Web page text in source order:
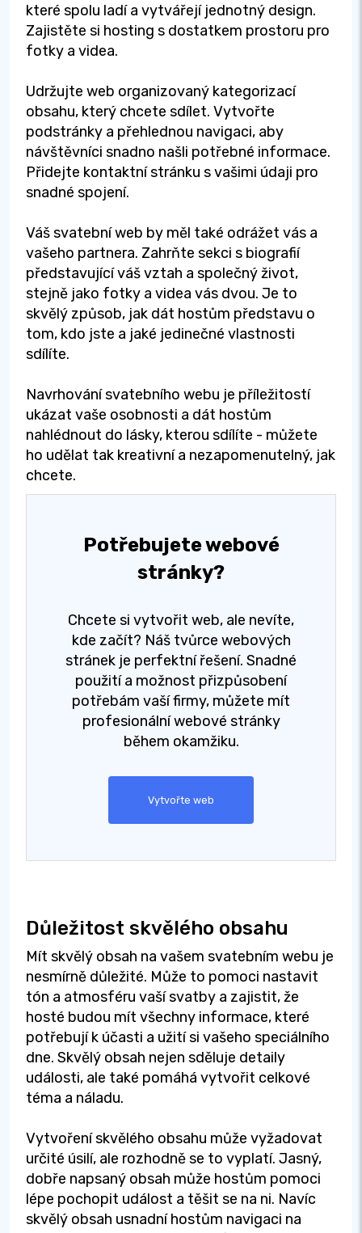
které spolu ladí a vytvářejí jednotný design.
Zajistěte si hosting s dostatkem prostoru pro
fotky a videa.
Udržujte web organizovaný kategorizací
obsahu, který chcete sdílet. Vytvořte
podstránky a přehlednou navigaci, aby
návštěvníci snadno našli potřebné informace.
Přidejte kontaktní stránku s vašimi údaji pro
snadné spojení.
Váš svatební web by měl také odrážet vás a
vašeho partnera. Zahrňte sekci s biografií
představující váš vztah a společný život,
stejně jako fotky a videa vás dvou. Je to
skvělý způsob, jak dát hostům představu o
tom, kdo jste a jaké jedinečné vlastnosti
sdílíte.
Navrhování svatebního webu je příležitostí
ukázat vaše osobnosti a dát hostům
nahlédnout do lásky, kterou sdílíte - můžete
ho udělat tak kreativní a nezapomenutelný, jak
chcete.
Potřebujete webové
stránky?
Chcete si vytvořit web, ale nevíte,
kde začít? Náš tvůrce webových
stránek je perfektní řešení. Snadné
použití a možnost přizpůsobení
potřebám vaší firmy, můžete mít
profesionální webové stránky
během okamžiku.
Vytvořte web
Důležitost skvělého obsahu
Mít skvělý obsah na vašem svatebním webu je
nesmírně důležité. Může to pomoci nastavit
tón a atmosféru vaší svatby a zajistit, že
hosté budou mít všechny informace, které
potřebují k účasti a užití si vašeho speciálního
dne. Skvělý obsah nejen sděluje detaily
události, ale také pomáhá vytvořit celkové
téma a náladu.
Vytvoření skvělého obsahu může vyžadovat
určité úsilí, ale rozhodně se to vyplatí. Jasný,
dobře napsaný obsah může hostům pomoci
lépe pochopit událost a těšit se na ni. Navíc
skvělý obsah usnadní hostům navigaci na